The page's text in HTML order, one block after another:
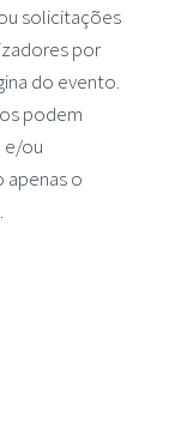
solicitações
por
do evento.
podem
e/ou
apenas o